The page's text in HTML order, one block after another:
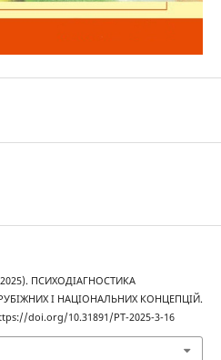
ПСИХОДІАГНОСТИКА
І НАЦІОНАЛЬНИХ КОНЦЕПЦІЙ.
doi.org/10.31891/PT-2025-3-16